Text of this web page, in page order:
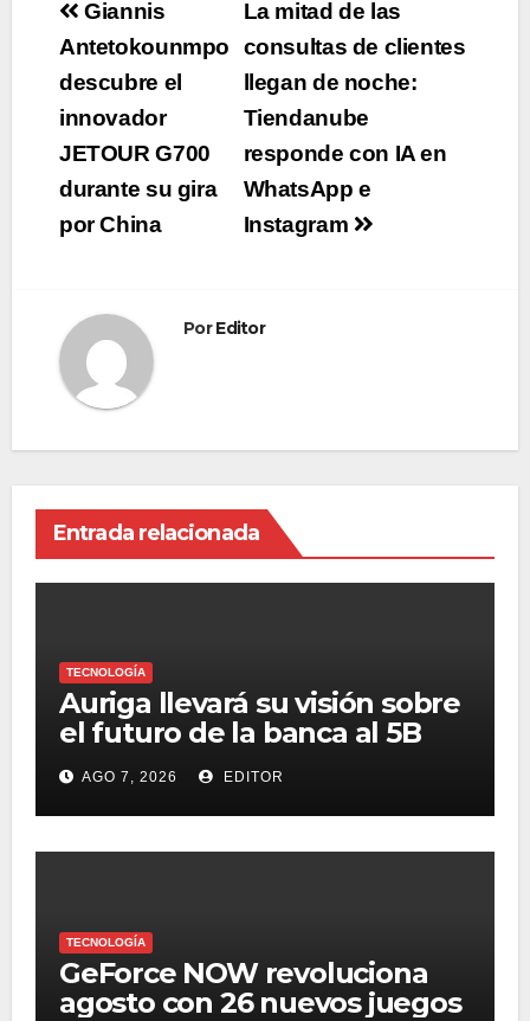
Navegación
de
entradas
La mitad de las
consultas de clientes
llegan de noche:
Tiendanube
responde con IA en
WhatsApp e
Instagram
Giannis
Antetokounmpo
descubre el
innovador
JETOUR G700
durante su gira
por China
PorEditor
Entrada relacionada
TECNOLOGÍA
Auriga llevará su visión sobre
el futuro de la banca al 5B
Digital Summit 2026
AGO 7, 2026 EDITOR
TECNOLOGÍA
GeForce NOW revoluciona
agosto con 26 nuevos juegos